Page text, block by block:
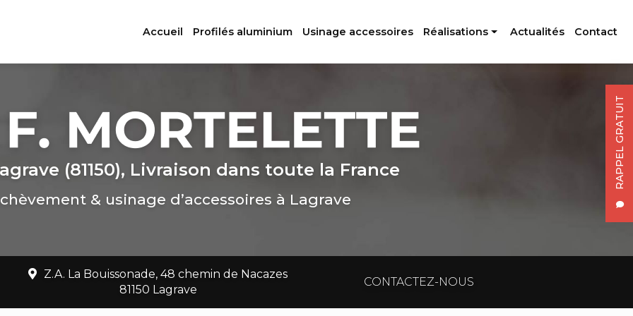
RAPPEL GRATUIT
Accueil Profilés aluminium Usinage accessoires Réalisations Actualités Contact
(81150), Livraison dans toute la France
& usinage d’accessoires à Lagrave
Z.A. La Bouissonade, 48 chemin de Nacazes
81150 Lagrave
CONTACTEZ-NOUS